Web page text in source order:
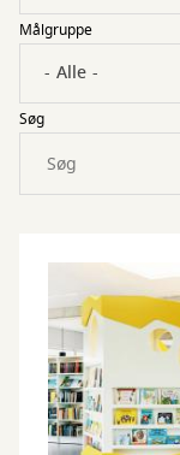
Målgruppe
Søg